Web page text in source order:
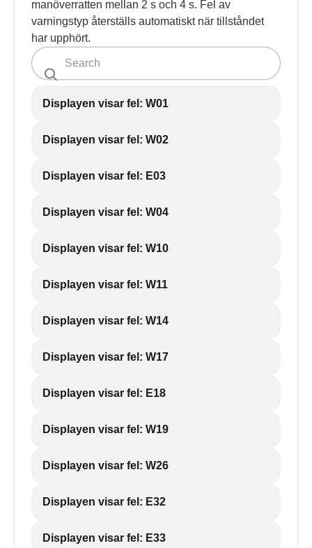
manöverratten mellan 2 s och 4 s. Fel av
varningstyp återställs automatiskt när tillståndet
har upphört.
Displayen visar fel: W01
Displayen visar fel: W02
Displayen visar fel: E03
Displayen visar fel: W04
Displayen visar fel: W10
Displayen visar fel: W11
Displayen visar fel: W14
Displayen visar fel: W17
Displayen visar fel: E18
Displayen visar fel: W19
Displayen visar fel: W26
Displayen visar fel: E32
Displayen visar fel: E33